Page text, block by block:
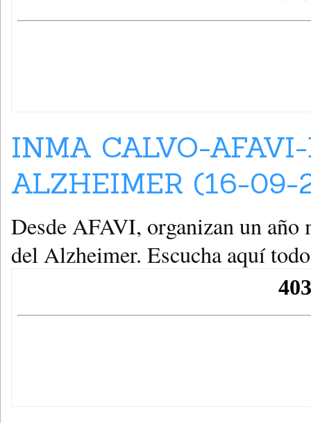
INMA CALVO-
ALZHEIMER (16-09-
Desde AFAVI, organizan un
del Alzheimer. Escucha aquí